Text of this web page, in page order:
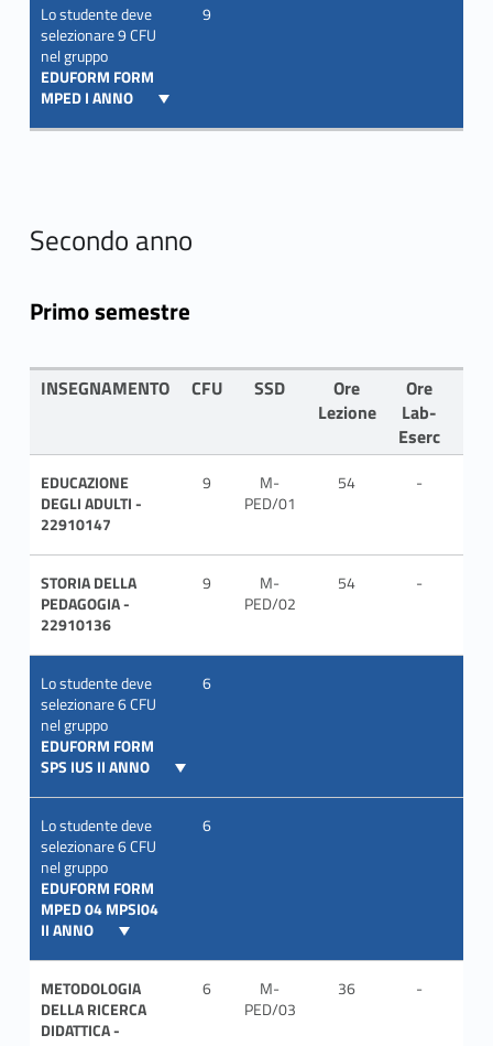
Lo studente deve
selezionare 9 CFU
nel gruppo
EDUFORM FORM
MPED I ANNO
9
Secondo anno
Primo semestre
INSEGNAMENTO CFU SSD
Ore
Lezione
Ore
Lab-
Eserc
EDUCAZIONE
DEGLI ADULTI -
22910147
9
M-
PED/01
54 -
STORIA DELLA
PEDAGOGIA -
22910136
9
M-
PED/02
54 -
Lo studente deve
selezionare 6 CFU
nel gruppo
EDUFORM FORM
SPS IUS II ANNO
6
Lo studente deve
selezionare 6 CFU
nel gruppo
EDUFORM FORM
MPED 04 MPSI04
II ANNO
6
METODOLOGIA
DELLA RICERCA
DIDATTICA -
6
M-
PED/03
36 -